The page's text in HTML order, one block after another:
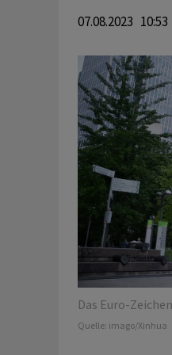
07.08.2023 10:53
Das Euro-
Quelle: imago/Xinhua